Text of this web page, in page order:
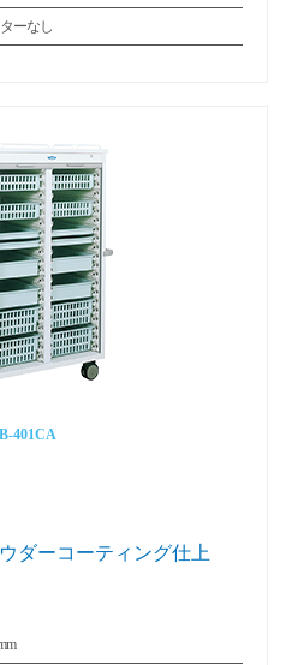
ーなし
401CA
ダーコーティング仕上